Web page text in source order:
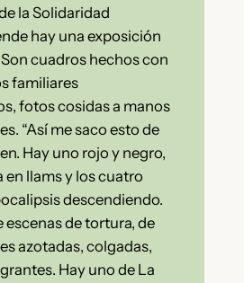
la Solidaridad
hay una exposición
cuadros hechos con
familiares
fotos cosidas a manos
“Así me saco esto de
Hay uno rojo y negro,
en llams y los cuatro
descendiendo.
escenas de tortura, de
azotadas, colgadas,
Hay uno de La